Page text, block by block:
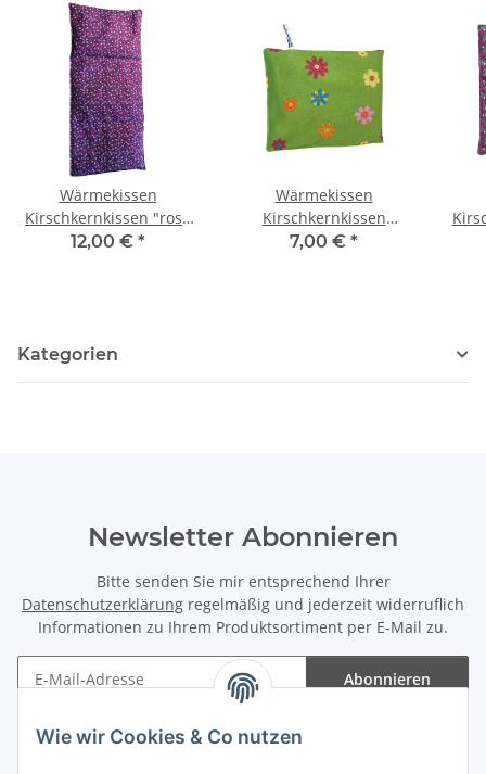
Wie wir Cookies & Co nutzen
Wärmekissen
Kirschkernkissen "rosa
Blumen" rechteckig
12,00 € *
Wärmekissen
Kirschkernkissen
quadratisch "bunte
7,00 € *
Kategorien
Newsletter Abonnieren
Bitte senden Sie mir entsprechend Ihrer
Datenschutzerklärung regelmäßig und jederzeit widerruflich
Informationen zu Ihrem Produktsortiment per E-Mail zu.
Abonnieren